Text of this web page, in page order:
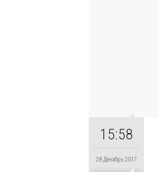
15:58
28 Декабрь 2017